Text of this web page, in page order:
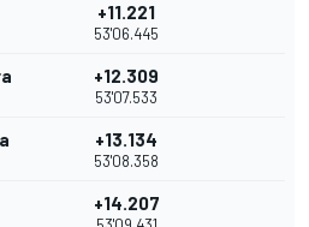
+11.221
53'06.445
+12.309
53'07.533
+13.134
53'08.358
+14.207